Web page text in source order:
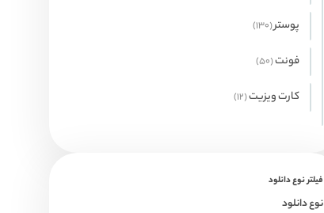
پوستر 130
130
فونت 50
50
کارت ویزیت 12
12
فیلتر نوع دانلود
نوع دانلود